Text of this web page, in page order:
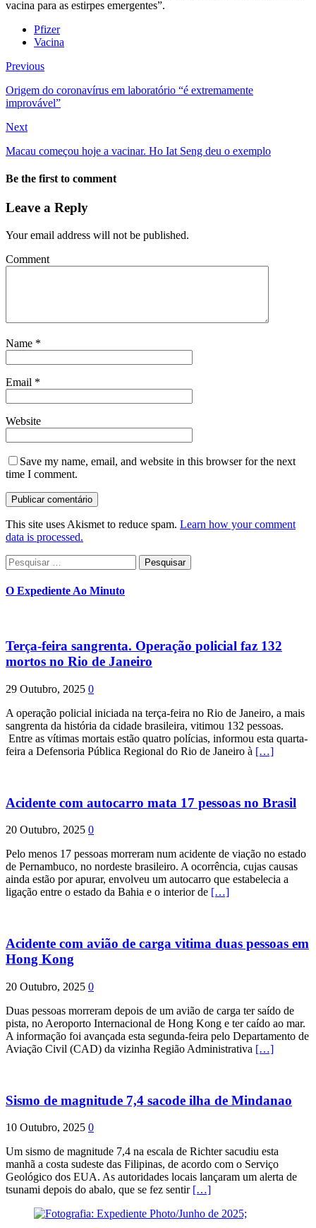
vacina para as estirpes emergentes”.
Pfizer
Vacina
Previous
Origem do coronavírus em laboratório “é extremamente
improvável”
Next
Macau começou hoje a vacinar. Ho Iat Seng deu o exemplo
Be the first to comment
Leave a Reply
Your email address will not be published.
Comment
Name *
Email *
Website
Save my name, email, and website in this browser for the next
time I comment.
This site uses Akismet to reduce spam. Learn how your comment
data is processed.
Pesquisar
por:
O Expediente Ao Minuto
Terça-feira sangrenta. Operação policial faz 132
mortos no Rio de Janeiro
29 Outubro, 2025 0
A operação policial iniciada na terça-feira no Rio de Janeiro, a mais
sangrenta da história da cidade brasileira, vitimou 132 pessoas.
Entre as vítimas mortais estão quatro polícias, informou esta quarta-
feira a Defensoria Pública Regional do Rio de Janeiro à […]
Acidente com autocarro mata 17 pessoas no Brasil
20 Outubro, 2025 0
Pelo menos 17 pessoas morreram num acidente de viação no estado
de Pernambuco, no nordeste brasileiro. A ocorrência, cujas causas
ainda estão por apurar, envolveu um autocarro que estabelecia a
ligação entre o estado da Bahia e o interior de […]
Acidente com avião de carga vitima duas pessoas em
Hong Kong
20 Outubro, 2025 0
Duas pessoas morreram depois de um avião de carga ter saído de
pista, no Aeroporto Internacional de Hong Kong e ter caído ao mar.
A informação foi avançada esta segunda-feira pelo Departamento de
Aviação Civil (CAD) da vizinha Região Administrativa […]
Sismo de magnitude 7,4 sacode ilha de Mindanao
10 Outubro, 2025 0
Um sismo de magnitude 7,4 na escala de Richter sacudiu esta
manhã a costa sudeste das Filipinas, de acordo com o Serviço
Geológico dos EUA. As autoridades locais lançaram um alerta de
tsunami depois do abalo, que se fez sentir […]